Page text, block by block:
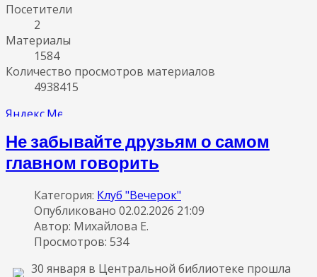
Посетители
2
Материалы
1584
Количество просмотров материалов
4938415
Не забывайте друзьям о самом
главном говорить
Категория: Клуб "Вечерок"
Опубликовано 02.02.2026 21:09
Автор: Михайлова Е.
Просмотров: 534
30 января в Центральной библиотеке прошла